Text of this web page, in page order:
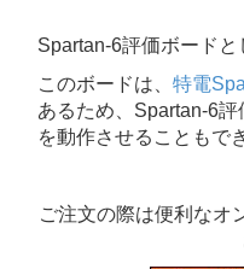
Spartan-6評価ボード
このボードは、 特電
あるため、Spartan-6
を動作させることもで
ご注文の際は便利なオ